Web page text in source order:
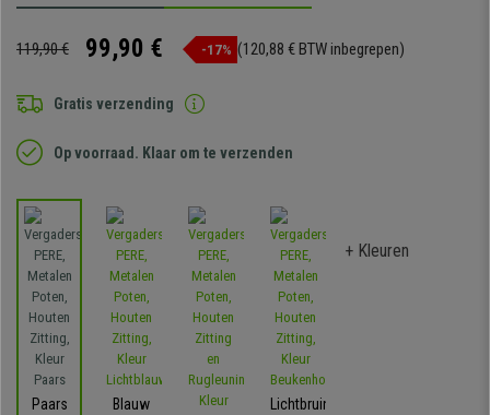
119,90 € 99,90 € -17% (120,88 € BTW inbegrepen)
Gratis verzending
Op voorraad. Klaar om te verzenden
Paars Blauw Lichtbruin
+ Kleuren